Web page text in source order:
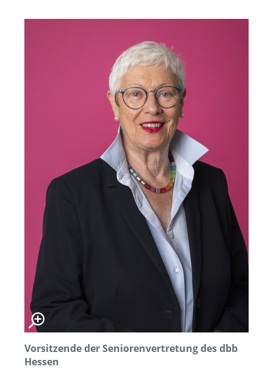
Vorsitzende der Seniorenvertretung des dbb
Hessen